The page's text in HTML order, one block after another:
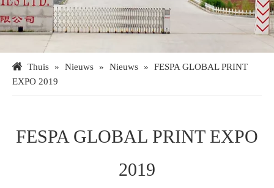
Thuis » Nieuws » Nieuws »
FESPA GLOBAL PRINT
EXPO 2019
FESPA GLOBAL PRINT EXPO
2019